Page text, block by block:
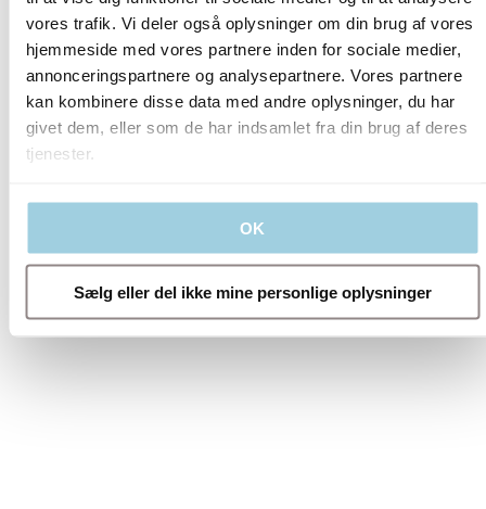
vores trafik. Vi deler også oplysninger om din brug af vores
hjemmeside med vores partnere inden for sociale medier,
annonceringspartnere og analysepartnere. Vores partnere
kan kombinere disse data med andre oplysninger, du har
givet dem, eller som de har indsamlet fra din brug af deres
tjenester.
OK
Sælg eller del ikke mine personlige oplysninger
International
Australia
Austria